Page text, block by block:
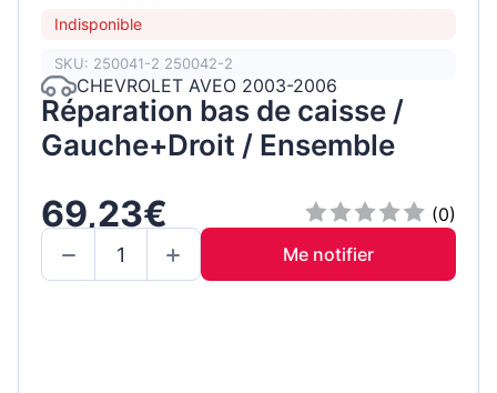
Indisponible
SKU: 250041-2 250042-2
CHEVROLET AVEO 2003-2006
Réparation bas de caisse /
Gauche+Droit / Ensemble
69,23€
(0)
Me notifier